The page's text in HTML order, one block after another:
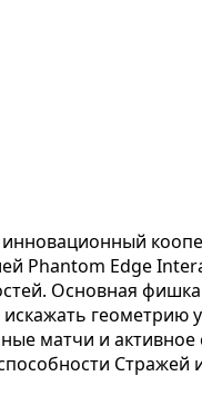
Phantom Edge
Основная
геометрию
матчи и